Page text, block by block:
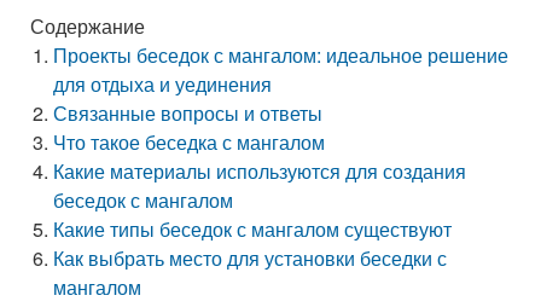
Содержание
Проекты беседок с мангалом: идеальное решение
для отдыха и уединения
Связанные вопросы и ответы
Что такое беседка с мангалом
Какие материалы используются для создания
беседок с мангалом
Какие типы беседок с мангалом существуют
Как выбрать место для установки беседки с
мангалом